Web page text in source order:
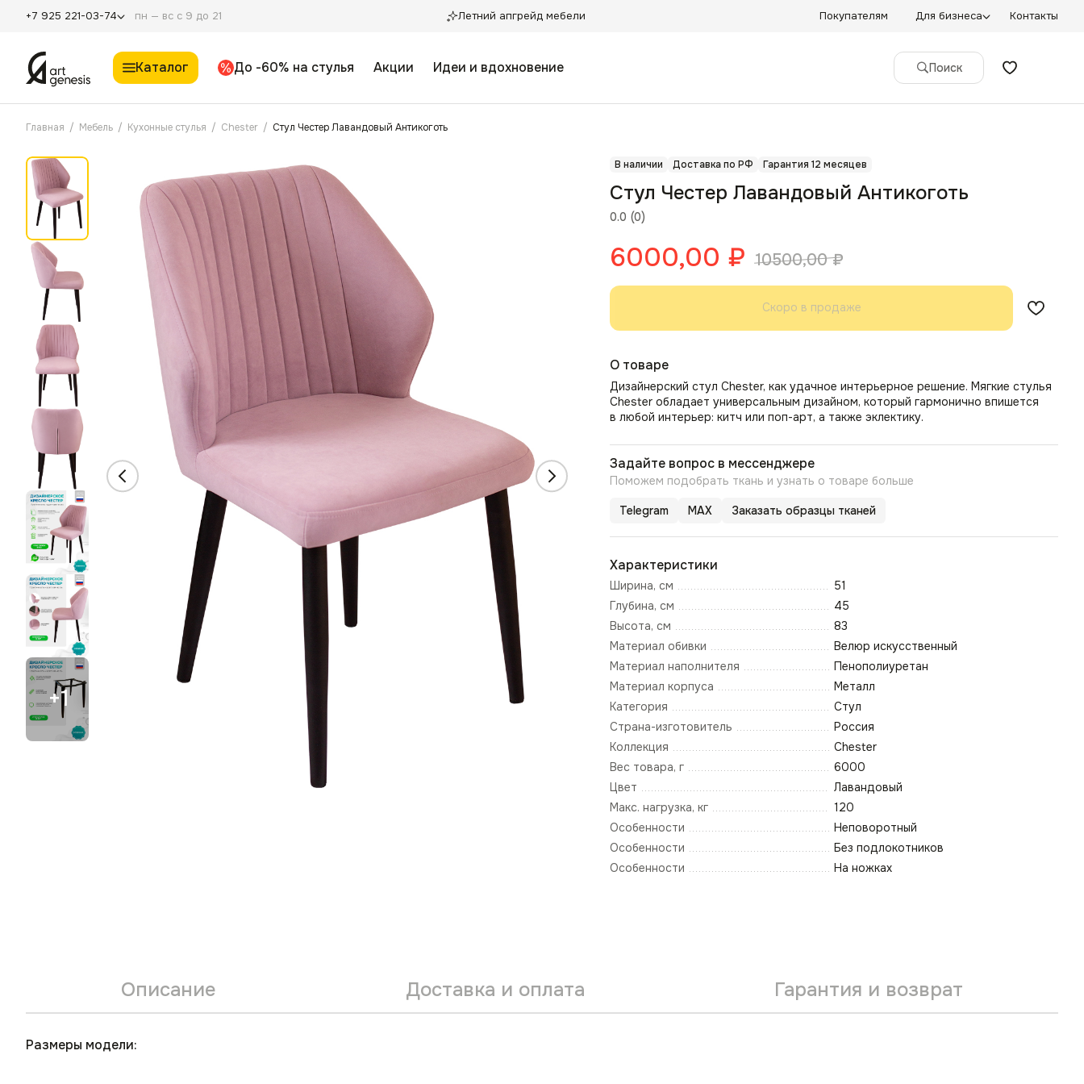
+7 925 221-03-74 пн — вс с 9 до 21 Летний апгрейд мебели Покупателям Для бизнеса Контакты
Каталог До -60% на стулья Акции Идеи и вдохновение Поиск
Главная / Мебель / Кухонные стулья / Chester / Стул Честер Лавандовый Антикоготь
В наличии Доставка по РФ Гарантия 12 месяцев
0.0 (0)
Стул Честер Лавандовый Антикоготь
6000,00 ₽ 10500,00 ₽
О товаре
Дизайнерский стул Chester, как удачное интерьерное решение. Мягкие стулья
Chester обладает универсальным дизайном, который гармонично впишется
в любой интерьер: китч или поп-арт, а также эклектику.
Задайте вопрос в мессенджере
Поможем подобрать ткань и узнать о товаре больше
Telegram MAX Заказать образцы тканей
Характеристики
Ширина, см
51
Глубина, см
45
Высота, см
83
Материал обивки
Велюр искусственный
Материал наполнителя
Пенополиуретан
Материал корпуса
Металл
Категория
Стул
Страна-изготовитель
Россия
Коллекция
Chester
Вес товара, г
6000
Цвет
Лавандовый
Макс. нагрузка, кг
120
Особенности
Неповоротный
Особенности
Без подлокотников
Особенности
На ножках
Описание Доставка и оплата Гарантия и возврат
Размеры модели: